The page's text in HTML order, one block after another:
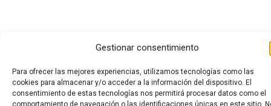
Gestionar consentimiento
Para ofrecer las mejores experiencias, utilizamos tecnologías como las
cookies para almacenar y/o acceder a la información del dispositivo. El
consentimiento de estas tecnologías nos permitirá procesar datos como el
comportamiento de navegación o las identificaciones únicas en este sitio.